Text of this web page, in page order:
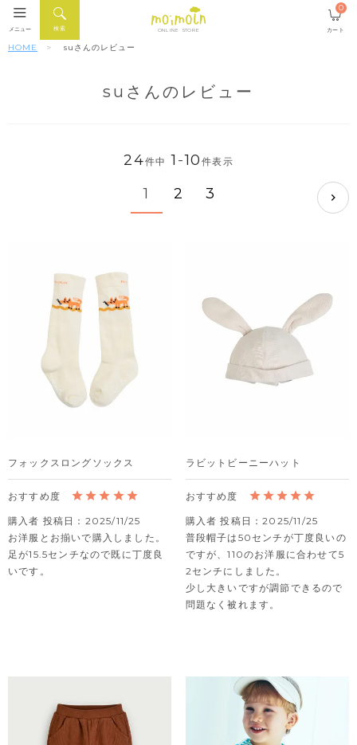
ONLINE STORE
検索
メニュー カート
0
HOME suさんのレビュー
suさんのレビュー
24件中 1 -10件表示
1 2 3
フォックスロングソックス
購入者 投稿日
2025/11/25
お洋服とお揃いで購入しました。
足が15.5センチなので既に丁度良
いです。
ラビットビーニーハット
購入者 投稿日
2025/11/25
普段帽子は50センチが丁度良いの
ですが、110のお洋服に合わせて5
2センチにしました。
少し大きいですが調節できるので
問題なく被れます。